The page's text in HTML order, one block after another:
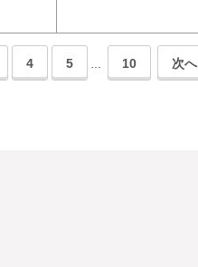
4 5 … 10 次へ